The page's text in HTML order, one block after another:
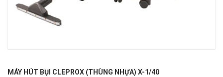
MÁY HÚT BỤI CLEPROX (THÙNG NHỰA) X-1/40